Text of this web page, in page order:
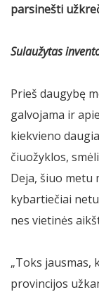
parsinešti
Sulaužytas
Prieš daugybę
galvojama ir
kiekvieno
čiuožyklos,
Deja, šiuo metu
kybartiečiai
nes vietinės
„Toks jausmas,
provincijos